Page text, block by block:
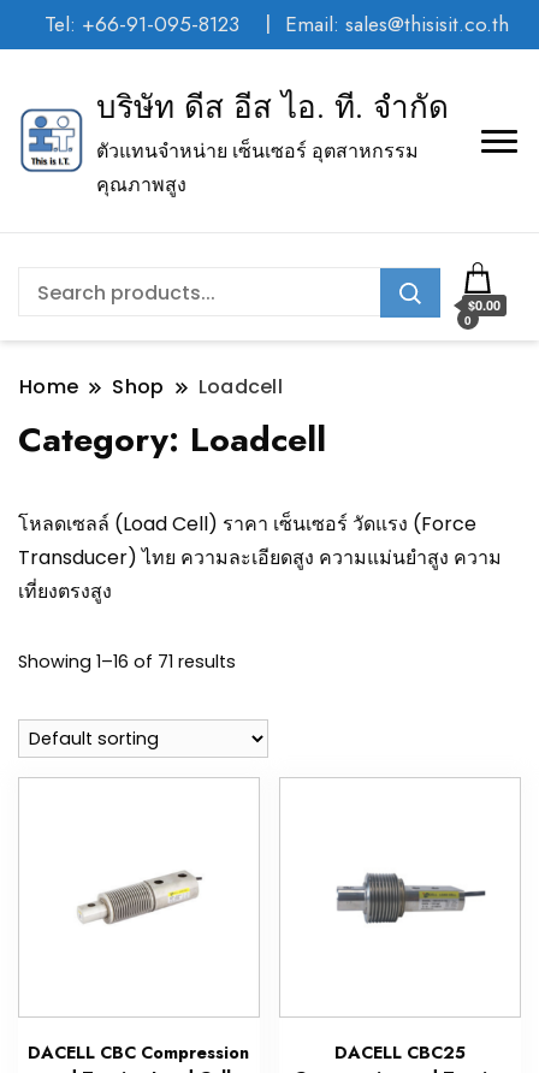
Tel: +66-91-095-8123 Email: sales@thisisit.co.th
บริษัท ดีส อีส ไอ. ที. จำกัด
ตัวแทนจำหน่าย เซ็นเซอร์ อุตสาหกรรม
คุณภาพสูง
0
$0.00
Home Shop Loadcell
Category: Loadcell
โหลดเซลล์ (Load Cell) ราคา เซ็นเซอร์ วัดแรง (Force
Transducer) ไทย ความละเอียดสูง ความแม่นยำสูง ความ
เที่ยงตรงสูง
Showing 1–16 of 71 results
DACELL CBC Compression
DACELL CBC25